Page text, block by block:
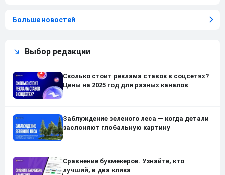
Больше новостей
Выбор редакции
Сколько стоит реклама ставок в соцсетях?
Цены на 2025 год для разных каналов
Заблуждение зеленого леса — когда детали
заслоняют глобальную картину
Сравнение букмекеров. Узнайте, кто
лучший, в два клика